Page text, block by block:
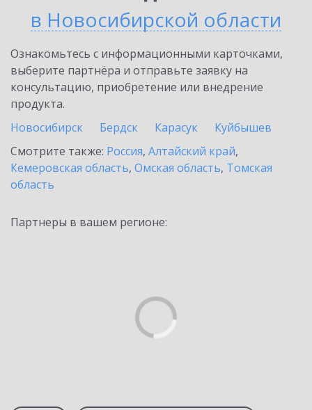
в Новосибирской области
Ознакомьтесь с информационными карточками,
выберите партнёра и отправьте заявку на
консультацию, приобретение или внедрение
продукта.
Новосибирск
Бердск Карасук
Куйбышев
Смотрите также: Россия, Алтайский край,
Кемеровская область, Омская область, Томская
область
Партнеры в вашем регионе: